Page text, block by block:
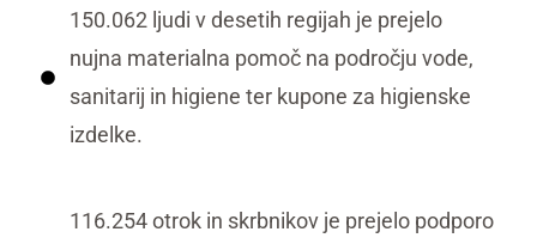
150.062 ljudi v desetih regijah je prejelo
nujna materialna pomoč na področju vode,
sanitarij in higiene ter kupone za higienske
izdelke.
116.254 otrok in skrbnikov je prejelo podporo